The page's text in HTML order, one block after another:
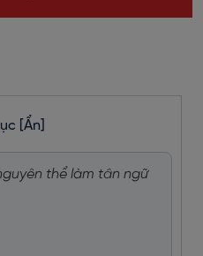
[Ẩn]
thể làm tân ngữ